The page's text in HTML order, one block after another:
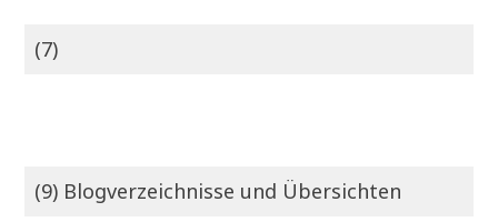
(7)
(9) Blogverzeichnisse und Übersichten